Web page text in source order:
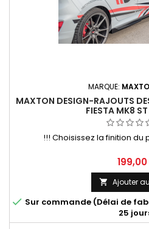
MARQUE:
MAXTON DESIGN-RAJOUTS
FIESTA MK8
!!! Choisissez la finition
Prix
 Ajouter
 Sur commande (Délai de
25